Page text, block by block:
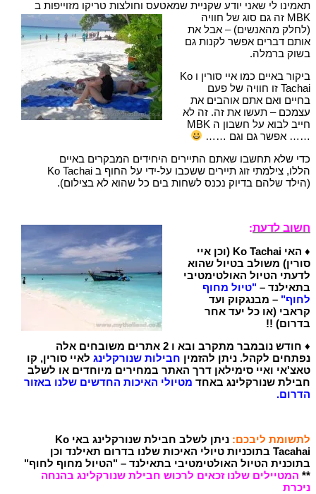
תאמינו לי שאני יודע שקניית שמאטעס וחולצות טריקו מזוייפות ב
MBK זה גם סוג של חוויה
(לחלק מהאנשים) – אבל את
אותם דברים אפשר לקנות גם
בשוק ברמלה.
ביקור באיים כמו איי סורין ו Ko
Tachai זו חוויה של פעם
בחיים ואם אתם אוהבים את
עצמכם – תעשו את זה. זה לא
חייב לבוא על חשבון ה MBK
…… אפשר גם וגם ……
כדי שלא תחשבו שאתם התיירים היחידים המבקרים באיים
הללו, צילמתי זוג תיירים ששכבו על-ידי על החוף ב Ko Tachai
(הילד שלהם בדיוק נכנס לשחות בים כל שהוא לא בצילום).
חשוב לדעת:
♦ האי Ko Tachai (וכן
איי
סורין) משולב בטיול שהוא
לדעתי הטיול האולטימטיבי
בתאילנד – "טיול מחוף
לחוף" – מבנגקוק ועד
קראבי (או כל יעד אחר
בדרום) !!
♦
חודש נובמבר מתקרב ובא ו 2 אתרים משובחים אלה
נפתחים לקהל. ניתן להזמין חבילות שנורקלינג לאיי סורין, קו
טאצ'אי ואיי סימילאן דרך האתר במחירים מיוחדים או לשלב
חבילת שנורקלינג באחד מטיולי האיכות החדשים שלנו באזור
הדרום.
לתשומת ליבכם:
ניתן לשלב חבילת שנורקלינג באי Ko
Tacahai בתוכניות טיולי האיכות שלנו בדרום תאילנד וכן
בתוכנית הטיול האולטימטיבי בתאילנד – "הטיול מחוף לחוף"
** המטיילים שלנו זכאים לרכוש חבילת שנורקלינג בהנחה
ניכרת